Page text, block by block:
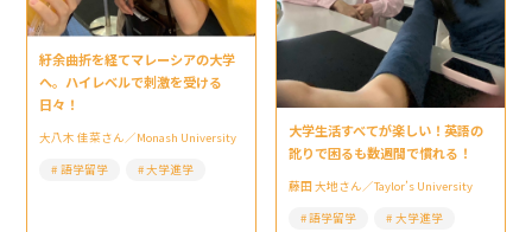
紆余曲折を経てマレーシアの大学
へ。ハイレベルで刺激を受ける
日々！
大八木 佳菜さん／Monash University
語学留学
大学進学
大学生活すべてが楽しい！英語の
訛りで困るも数週間で慣れる！
藤田 大地さん／Taylor’s University
語学留学
大学進学